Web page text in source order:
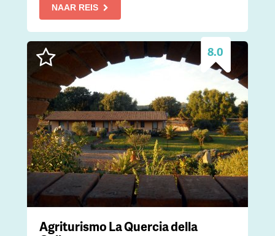
NAAR REIS
8.0
Agriturismo La Quercia della